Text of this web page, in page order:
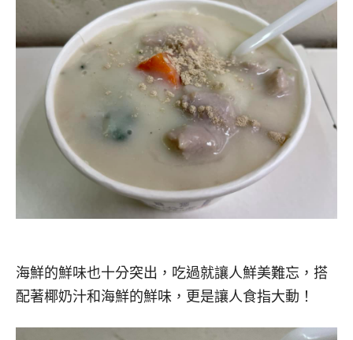
海鮮的鮮味也十分突出，吃過就讓人鮮美難忘，搭
配著椰奶汁和海鮮的鮮味，更是讓人食指大動！